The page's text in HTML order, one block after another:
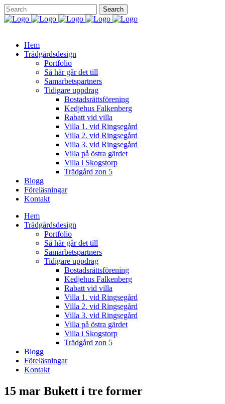
Hem
Trädgårdsdesign
Portfolio
Så här går det till
Samarbetspartners
Tidigare uppdrag
Bostadsrättsförening
Kedjehus Falkenberg
Rabatt vid villa
Villa 1. vid Ringsegård
Villa 2. vid Ringsegård
Villa 3. vid Ringsegård
Villa på östra gärdet
Villa i Skogstorp
Trädgård zon 5
Blogg
Föreläsningar
Kontakt
Hem
Trädgårdsdesign
Portfolio
Så här går det till
Samarbetspartners
Tidigare uppdrag
Bostadsrättsförening
Kedjehus Falkenberg
Rabatt vid villa
Villa 1. vid Ringsegård
Villa 2. vid Ringsegård
Villa 3. vid Ringsegård
Villa på östra gärdet
Villa i Skogstorp
Trädgård zon 5
Blogg
Föreläsningar
Kontakt
15 mar Bukett i tre former